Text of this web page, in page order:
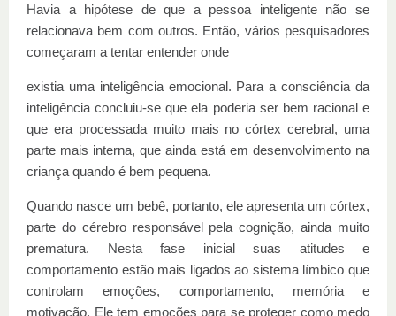
Havia a hipótese de que a pessoa inteligente não se
relacionava bem com outros. Então, vários pesquisadores
começaram a tentar entender onde
existia uma inteligência emocional. Para a consciência da
inteligência concluiu-se que ela poderia ser bem racional e
que era processada muito mais no córtex cerebral, uma
parte mais interna, que ainda está em desenvolvimento na
criança quando é bem pequena.
Quando nasce um bebê, portanto, ele apresenta um córtex,
parte do cérebro responsável pela cognição, ainda muito
prematura. Nesta fase inicial suas atitudes e
comportamento estão mais ligados ao sistema límbico que
controlam emoções, comportamento, memória e
motivação. Ele tem emoções para se proteger como medo